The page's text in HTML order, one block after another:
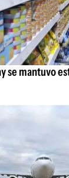
se mantuvo